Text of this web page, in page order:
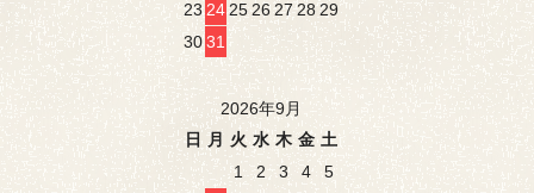
232425262728 29
3031
2026年9月
日
月 火 水 木 金 土
1
2 3 4
5